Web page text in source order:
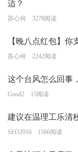
适？
苏心何 3279阅读
【晚八点红包】你
苏心何 2242阅读
这个台风怎么回事
Good2 15阅读
建议在温理工乐清
SEO2016 1586阅读